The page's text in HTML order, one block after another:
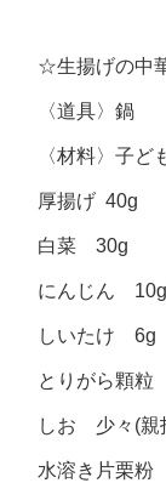
☆生揚げの中
〈道具〉鍋
〈材料〉子ど
厚揚げ 40g
白菜 30g
にんじん
しいたけ 6g
とりがら顆
しお 少々(親
水溶き片栗